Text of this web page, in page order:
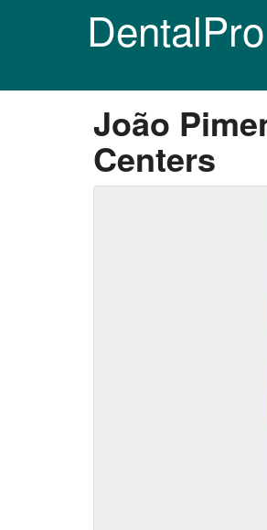
DentalPro
João
Centers